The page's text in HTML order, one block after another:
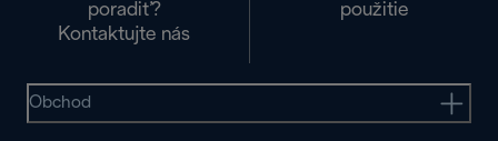
poradiť?
Kontaktujte nás
použitie
Obchod